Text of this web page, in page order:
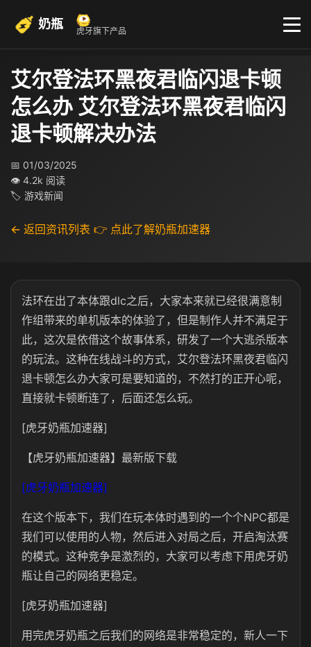
奶瓶 虎牙旗下产品
艾尔登法环黑夜君临闪退卡顿
怎么办 艾尔登法环黑夜君临闪
退卡顿解决办法
📅 01/03/2025
👁 4.2k 阅读
🏷 游戏新闻
← 返回资讯列表 👉 点此了解奶瓶加速器
法环在出了本体跟dlc之后，大家本来就已经很满意制
作组带来的单机版本的体验了，但是制作人并不满足于
此，这次是依借这个故事体系，研发了一个大逃杀版本
的玩法。这种在线战斗的方式，艾尔登法环黑夜君临闪
退卡顿怎么办大家可是要知道的，不然打的正开心呢，
直接就卡顿断连了，后面还怎么玩。
[虎牙奶瓶加速器]
【虎牙奶瓶加速器】最新版下载
[虎牙奶瓶加速器]
在这个版本下，我们在玩本体时遇到的一个个NPC都是
我们可以使用的人物，然后进入对局之后，开启淘汰赛
的模式。这种竞争是激烈的，大家可以考虑下用虎牙奶
瓶让自己的网络更稳定。
[虎牙奶瓶加速器]
用完虎牙奶瓶之后我们的网络是非常稳定的，新人一下